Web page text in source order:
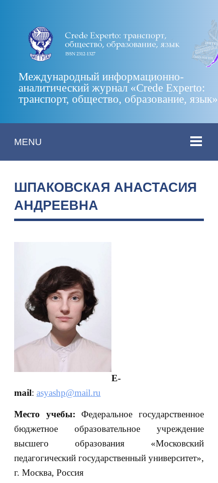
Международный информационно-
аналитический журнал «Crede Experto:
транспорт, общество, образование, язык»
MENU
ШПАКОВСКАЯ АНАСТАСИЯ
АНДРЕЕВНА
E-
mail: asyashp@mail.ru
Место учебы: Федеральное государственное
бюджетное образовательное учреждение
высшего образования «Московский
педагогический государственный университет»,
г. Москва, Россия